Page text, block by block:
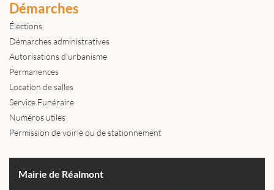
Démarches
Élections
Démarches administratives
Autorisations d'urbanisme
Permanences
Location de salles
Service Funéraire
Numéros utiles
Permission de voirie ou de stationnement
Mairie de Réalmont